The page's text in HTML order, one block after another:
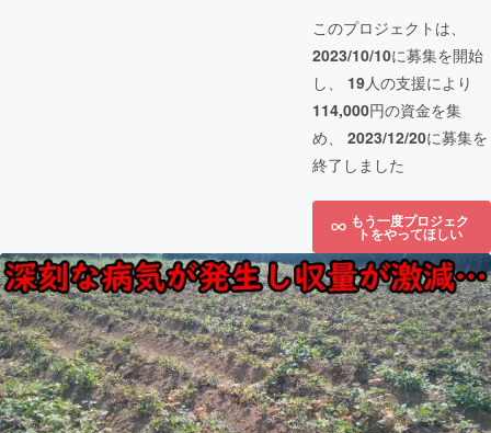
このプロジェクトは、
2023/10/10に募集を開始
し、 19人の支援により
114,000円の資金を集
め、 2023/12/20に募集を
終了しました
もう一度プロジェク
トをやってほしい